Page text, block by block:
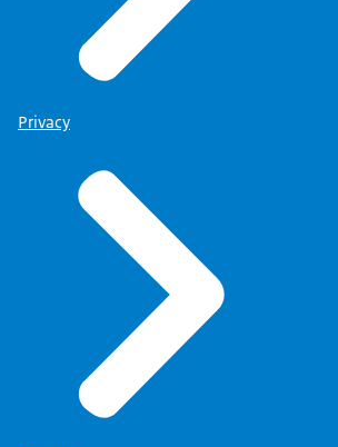
Privacy